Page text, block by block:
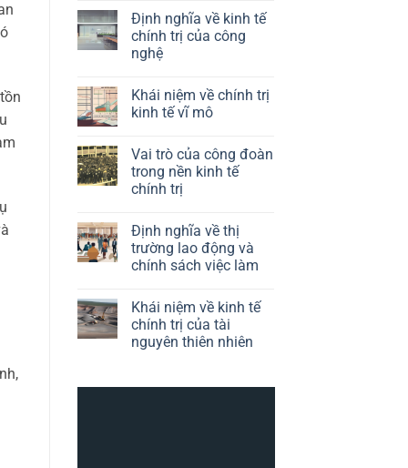
bình
luận
ở
Vai
chính
sách
công
kinh
tế
chính
trị
Định nghĩa về kinh tế
chính trị của công
nghệ
bình
luận
ở
về
kinh
tế
chính
công
nghệ
Khái niệm về chính trị
kinh tế vĩ mô
bình
luận
ở
Khái
chính
trị
kinh
tế
vĩ
Vai trò của công đoàn
trong nền kinh tế
chính trị
bình
luận
ở
Vai
công
đoàn
trong
nền
kinh
trị
Định nghĩa về thị
trường lao động và
chính sách việc làm
bình
luận
ở
Định
trường
Khái niệm về kinh tế
chính trị của tài
nguyên thiên nhiên
bình